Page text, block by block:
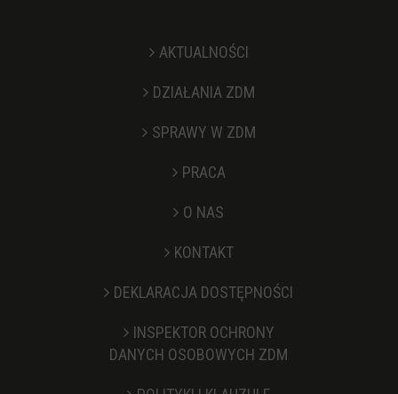
AKTUALNOŚCI
DZIAŁANIA ZDM
SPRAWY W ZDM
PRACA
O NAS
KONTAKT
DEKLARACJA DOSTĘPNOŚCI
INSPEKTOR OCHRONY
DANYCH OSOBOWYCH ZDM